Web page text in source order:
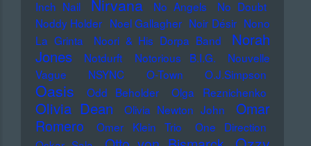
Inch Nail
Nirvana No Angels
No Doubt
Noddy Holder Noel Gallagher Noir Désir Nono
La Grinta
Noori & His Dorpa Band
Norah
Jones
Notdurft Notorious B.I.G.
Nouvelle
Vague
NSYNC O-Town O.J.Simpson
Oasis Odd Beholder Olga Reznichenko
Olivia Dean Olivia Newton John
Omar
Romero
Omer Klein Trio
One Direction